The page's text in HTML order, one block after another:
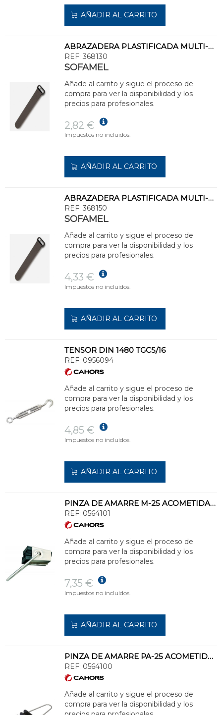
AÑADIR AL CARRITO
ABRAZADERA PLASTIFICADA MULTI-200 175x20
REF: 368130
SOFAMEL
Añade al carrito y sigue el proceso de
compra para ver la disponibilidad y los
precios para profesionales.
2,82 €
Impuestos no incluidos.
AÑADIR AL CARRITO
ABRAZADERA PLASTIFICADA MULTI-400 250x20
REF: 368150
SOFAMEL
Añade al carrito y sigue el proceso de
compra para ver la disponibilidad y los
precios para profesionales.
4,33 €
Impuestos no incluidos.
AÑADIR AL CARRITO
TENSOR DIN 1480 TGC5/16
REF: 0956094
Añade al carrito y sigue el proceso de
compra para ver la disponibilidad y los
precios para profesionales.
4,85 €
Impuestos no incluidos.
AÑADIR AL CARRITO
PINZA DE AMARRE M-25 ACOMETIDA 300 DAN
REF: 0564101
Añade al carrito y sigue el proceso de
compra para ver la disponibilidad y los
precios para profesionales.
7,35 €
Impuestos no incluidos.
AÑADIR AL CARRITO
PINZA DE AMARRE PA-25 ACOMETIDA 200 DAN
REF: 0564100
Añade al carrito y sigue el proceso de
compra para ver la disponibilidad y los